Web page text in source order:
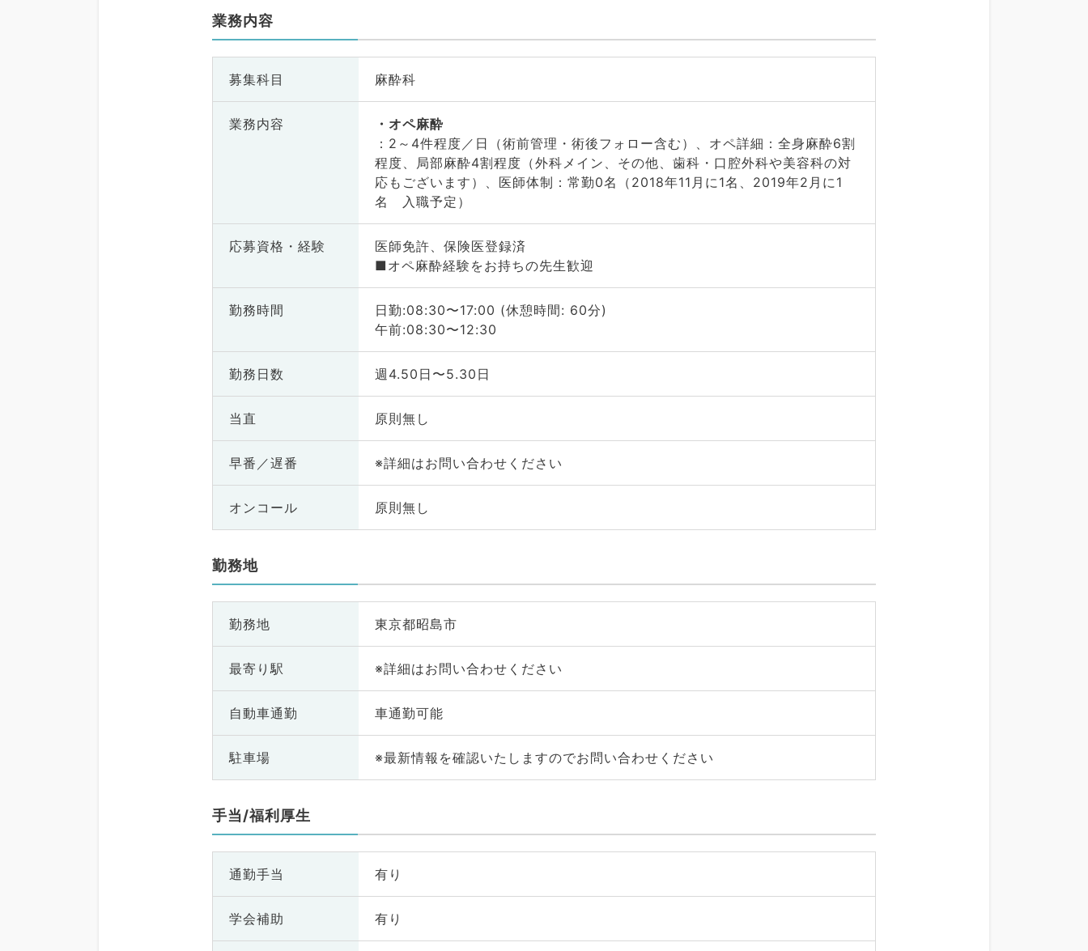
業務内容
募集科目 麻酔科
業務内容
オペ麻酔
：2～4件程度／日（術前管理・術後フォロー含む）、オペ詳細：全身麻酔6割
程度、局部麻酔4割程度（外科メイン、その他、歯科・口腔外科や美容科の対
応もございます）、医師体制：常勤0名（2018年11月に1名、2019年2月に1
名 入職予定）
応募資格・ 経験
医師免許、保険医登録済
■オペ麻酔経験をお持ちの先生歓迎
勤務時間
日勤:08:30〜17:00 (休憩時間: 60分)
午前:08:30〜12:30
勤務日数 週4.50日〜5.30日
当直 原則無し
早番／遅番 ※詳細はお問い合わせください
オンコール 原則無し
勤務地
勤務地 東京都昭島市
最寄り駅 ※詳細はお問い合わせください
自動車通勤 車通勤可能
駐車場 ※最新情報を確認いたしますのでお問い合わせください
手当/福利厚生
通勤手当 有り
学会補助 有り